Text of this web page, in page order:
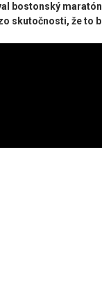
bostonský
skutočnosti, že to